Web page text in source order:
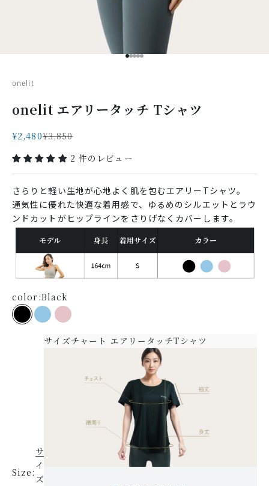
I18n Error: Missing interpolation
I18n Error: Missing interpolation
I18n Error: Missing
I18n Error: Missing
I18n Error: Missing
onelit
onelit エアリータッチ Tシャツ
セール価格
¥2,480通常価格
¥3,850
2 件のレビュー
さらりと軽い生地が心地よく肌を包むエアリーTシャツ。
通気性に優れた快適な着用感で、ゆるめのシルエットとラウ
ンドカットがヒップラインをさりげなくカバーします。
color:Black
BlackSkywash Blue
Bloom Blush
Size:
サ
イ
ズ
サイズチャート エアリータッチTシャツ